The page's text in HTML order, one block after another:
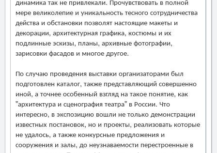
мере великолепие и уникальность тесного сотрудничества
действа и обстановки позволят настоящие макеты и
декорации, архитектурная графика, костюмы и их
подлинные эскизы, планы, архивные фотографии,
зарисовки фасадов и многое другое.
По случаю проведения выставки организаторами был
подготовлен каталог, также представляющий совершенно
иной, а точнее особенный взгляд на такое понятие, как
"архитектура и сценография театра" в России. Что
интересно, в экспозицию вошли не только демонстрации
известных постановок, но и проекты, реализовать которые
не удалось, а также конкурсные предложения и
сооружения и залы, до неузнаваемости перестроенные в